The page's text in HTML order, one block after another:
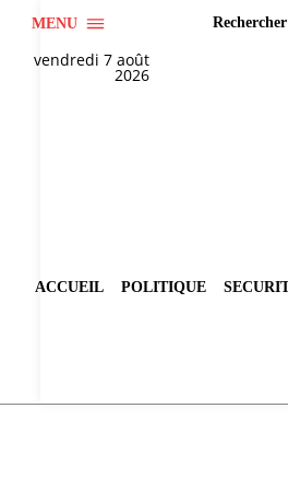
MENU Rechercher
vendredi 7 août
2026
ACCUEIL POLITIQUE